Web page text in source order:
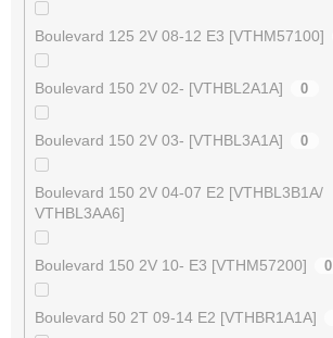
Boulevard 125 2V 08-12 E3 [VTHM57100]
Boulevard 150 2V 02- [VTHBL2A1A] 0
Boulevard 150 2V 03- [VTHBL3A1A] 0
Boulevard 150 2V 04-07 E2 [VTHBL3B1A/
VTHBL3AA6]
Boulevard 150 2V 10- E3 [VTHM57200] 0
Boulevard 50 2T 09-14 E2 [VTHBR1A1A]